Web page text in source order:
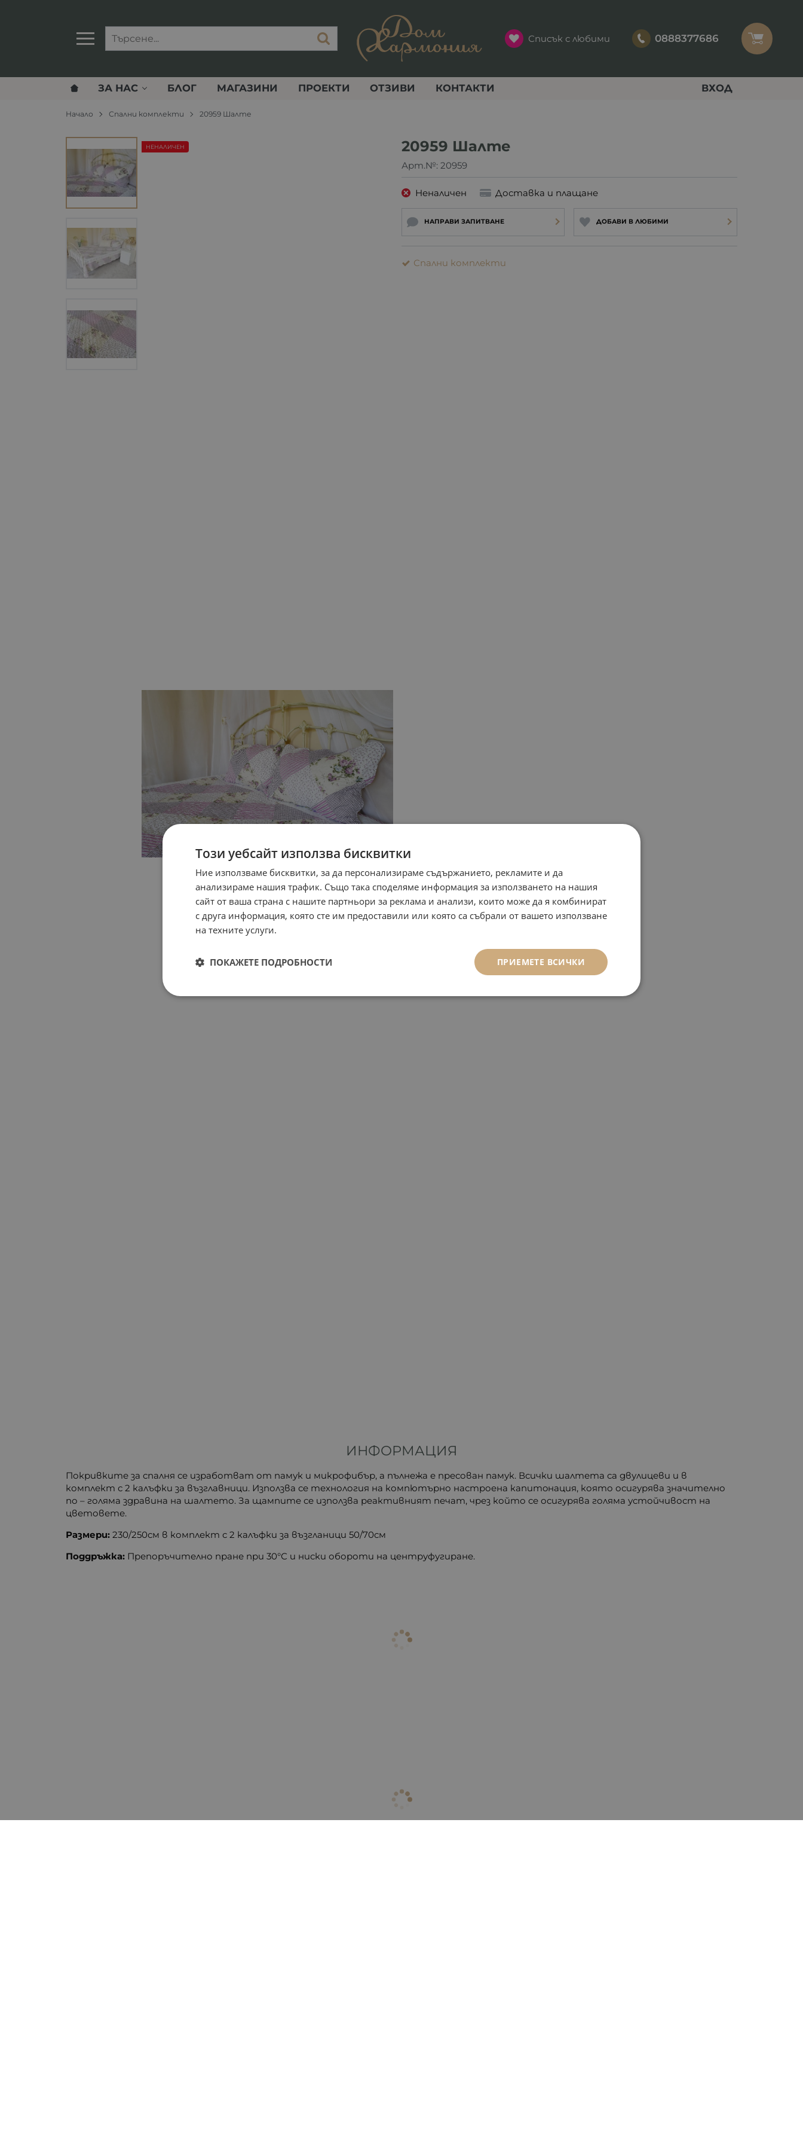
0888377686
Списък с любими
ЗА НАС БЛОГ МАГАЗИНИ ПРОЕКТИ ОТЗИВИ КОНТАКТИ ВХОД
Начало Спални комплекти 20959 Шалте
20959 Шалте
Арт.№: 20959
НЕНАЛИЧЕН
Неналичен Доставка и плащане
НАПРАВИ ЗАПИТВАНЕ ДОБАВИ В ЛЮБИМИ
Спални комплекти
ИНФОРМАЦИЯ
Покривките за спалня се изработват от памук и микрофибър, а пълнежа е пресован памук. Всички шалтета са двулицеви и в
комплект с 2 калъфки за възглавници. Използва се технология на компютърно настроена капитoнация, която осигурява значително
по – голяма здравина на шалтето. За щампите се използва реактивният печат, чрез който се осигурява голяма устойчивост на
цветовете.
Размери: 230/250см в комплект с 2 калъфки за възгланици 50/70см
Поддръжка: Препоръчително пране при 30°С и ниски обороти на центруфугиране.
Този уебсайт използва бисквитки
Ние използваме бисквитки, за да персонализираме съдържанието, рекламите и да
анализираме нашия трафик. Също така споделяме информация за използването на нашия
сайт от ваша страна с нашите партньори за реклама и анализи, които може да я комбинират
с друга информация, която сте им предоставили или която са събрали от вашето използване
на техните услуги.
ПРИЕМЕТЕ ВСИЧКИ
ПОКАЖЕТЕ ПОДРОБНОСТИ